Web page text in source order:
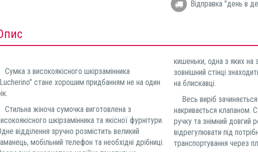
Відправка "день в
з високоякісного шкірзамінника
стане хорошим придбанням не на один
жіноча сумочка виготовлена з
шкірзамінника та якісної фурнітури.
відділення зручно розмістить великий
мобільний телефон та необхідні дрібниці.
кишеньки, одна з яких на
зовнішний стінці
на блискавці.
Весь виріб
накривається клапаном.
ручку та знімний довгий
відрегулювати під
транспортування через